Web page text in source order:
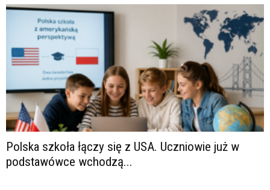
Polska szkoła łączy się z USA. Uczniowie już w
podstawówce wchodzą...